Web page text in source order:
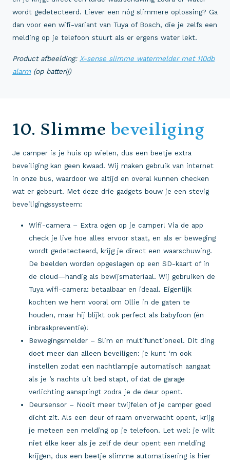
wordt gedetecteerd. Liever een nóg slimmere oplossing? Ga
dan voor een wifi-variant van Tuya of Bosch, die je zelfs een
melding op je telefoon stuurt als er ergens water lekt.
Product afbeelding: X-sense slimme watermelder met 110db
alarm (op batterij)
10. Slimme beveiliging
Je camper is je huis op wielen, dus een beetje extra
beveiliging kan geen kwaad. Wij maken gebruik van internet
in onze bus, waardoor we altijd en overal kunnen checken
wat er gebeurt. Met deze drie gadgets bouw je een stevig
beveiligingssysteem:
Wifi-camera – Extra ogen op je camper! Via de app
check je live hoe alles ervoor staat, en als er beweging
wordt gedetecteerd, krijg je direct een waarschuwing.
De beelden worden opgeslagen op een SD-kaart of in
de cloud—handig als bewijsmateriaal. Wij gebruiken de
Tuya wifi-camera: betaalbaar en ideaal. Eigenlijk
kochten we hem vooral om Ollie in de gaten te
houden, maar hij blijkt ook perfect als babyfoon (én
inbraakpreventie)!
Bewegingsmelder – Slim en multifunctioneel. Dit ding
doet meer dan alleen beveiligen: je kunt ‘m ook
instellen zodat een nachtlampje automatisch aangaat
als je ’s nachts uit bed stapt, of dat de garage
verlichting aanspringt zodra je de deur opent.
Deursensor – Nooit meer twijfelen of je camper goed
dicht zit. Als een deur of raam onverwacht opent, krijg
je meteen een melding op je telefoon. Let wel: je wilt
niet élke keer als je zelf de deur opent een melding
krijgen, dus een beetje slimme automatisering is hier